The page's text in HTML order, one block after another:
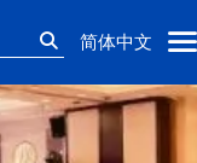
简体中文